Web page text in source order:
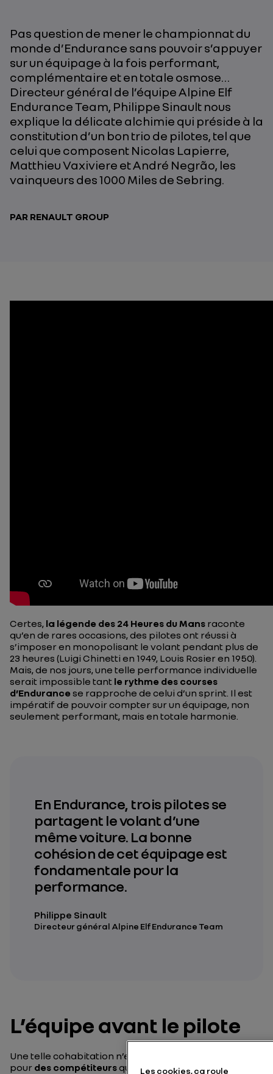
Pas question de mener le championnat du
monde d’Endurance sans pouvoir s’appuyer
sur un équipage à la fois performant,
complémentaire et en totale osmose…
Directeur général de l’équipe Alpine Elf
Endurance Team, Philippe Sinault nous
explique la délicate alchimie qui préside à la
constitution d’un bon trio de pilotes, tel que
celui que composent Nicolas Lapierre,
Matthieu Vaxiviere et André Negrão, les
vainqueurs des 1000 Miles de Sebring.
PAR RENAULT GROUP
Certes, la légende des 24 Heures du Mans raconte
qu’en de rares occasions, des pilotes ont réussi à
s’imposer en monopolisant le volant pendant plus de
23 heures (Luigi Chinetti en 1949, Louis Rosier en 1950).
Mais, de nos jours, une telle performance individuelle
serait impossible tant le rythme des courses
d’Endurance se rapproche de celui d’un sprint. Il est
impératif de pouvoir compter sur un équipage, non
seulement performant, mais en totale harmonie.
En Endurance, trois pilotes se
partagent le volant d’une
même voiture. La bonne
cohésion de cet équipage est
fondamentale pour la
performance.
Philippe Sinault
Directeur général Alpine Elf Endurance Team
L’équipe avant le pilote
Une telle cohabitation n’est pas forcément évidente
pour des compétiteursqui ont été, pour la plupart,
Les cookies, ça roule